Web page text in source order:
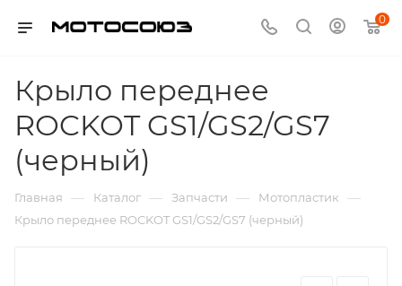
0
Крыло переднее
ROCKOT GS1/GS2/GS7
(черный)
Главная — Каталог — Запчасти — Мотопластик —
Крыло переднее ROCKOT GS1/GS2/GS7 (черный)